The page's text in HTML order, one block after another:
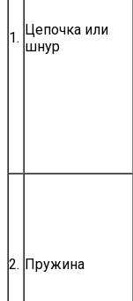
1. Цепочка или
шнур
2. Пружина